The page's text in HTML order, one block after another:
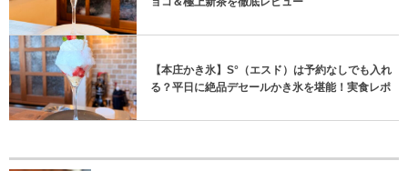
【本庄かき氷】S°（エスド）は予約なしでも入れ
る？平日に絶品デセールかき氷を堪能！実食レポ